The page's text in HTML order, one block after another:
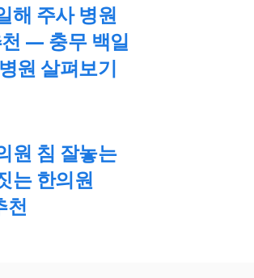
해 주사 병원
— 충무 백일
원 살펴보기
원 침 잘놓는
는 한의원
천